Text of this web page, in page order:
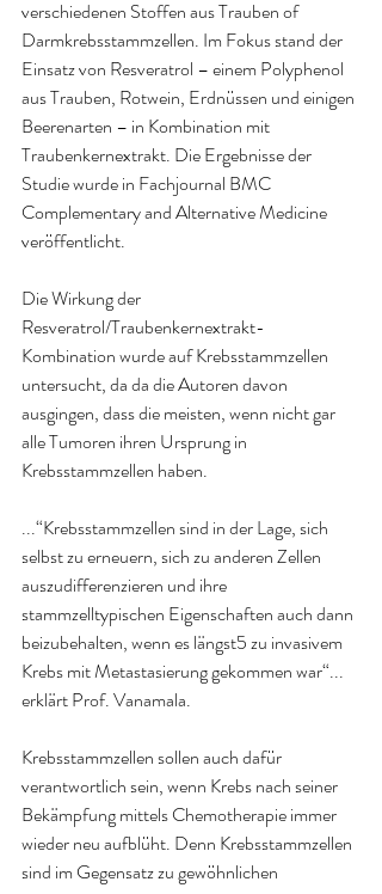
verschiedenen Stoffen aus Trauben of
Darmkrebsstammzellen. Im Fokus stand der
Einsatz von Resveratrol – einem Polyphenol
aus Trauben, Rotwein, Erdnüssen und einigen
Beerenarten – in Kombination mit
Traubenkernextrakt. Die Ergebnisse der
Studie wurde in Fachjournal BMC
Complementary and Alternative Medicine
veröffentlicht.
Die Wirkung der
Resveratrol/Traubenkernextrakt-
Kombination wurde auf Krebsstammzellen
untersucht, da da die Autoren davon
ausgingen, dass die meisten, wenn nicht gar
alle Tumoren ihren Ursprung in
Krebsstammzellen haben.
...“Krebsstammzellen sind in der Lage, sich
selbst zu erneuern, sich zu anderen Zellen
auszudifferenzieren und ihre
stammzelltypischen Eigenschaften auch dann
beizubehalten, wenn es längst5 zu invasivem
Krebs mit Metastasierung gekommen war“...
erklärt Prof. Vanamala.
Krebsstammzellen sollen auch dafür
verantwortlich sein, wenn Krebs nach seiner
Bekämpfung mittels Chemotherapie immer
wieder neu aufblüht. Denn Krebsstammzellen
sind im Gegensatz zu gewöhnlichen